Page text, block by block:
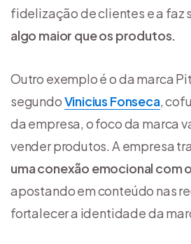
fidelização de clientes e a faz
algo maior que os produtos.
Outro exemplo é o da marca
segundoVinicius Fonseca,
da empresa, o foco da marca
vender produtos. A empresa
uma conexão emocional com
apostando em conteúdo nas
fortalecer a identidade da